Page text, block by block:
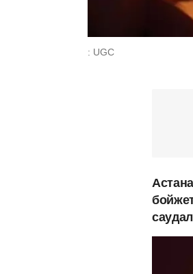
: UGC